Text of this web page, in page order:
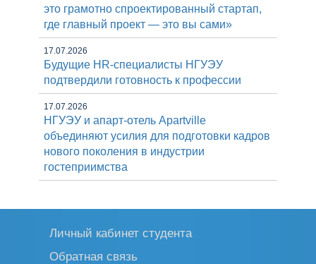
это грамотно спроектированный стартап,
где главный проект — это вы сами»
17.07.2026
Будущие HR-специалисты НГУЭУ
подтвердили готовность к профессии
17.07.2026
НГУЭУ и апарт-отель Apartville
объединяют усилия для подготовки кадров
нового поколения в индустрии
гостеприимства
Личный кабинет студента
Обратная связь